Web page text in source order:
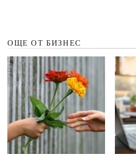
ОЩЕ ОТ БИЗНЕС